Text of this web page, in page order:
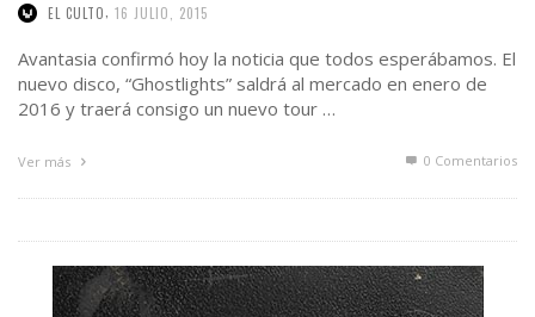
EL CULTO 16 JULIO, 2015
Avantasia confirmó hoy la noticia que todos esperábamos. El
nuevo disco, “Ghostlights” saldrá al mercado en enero de
2016 y traerá consigo un nuevo tour …
Ver más 0 Comentarios